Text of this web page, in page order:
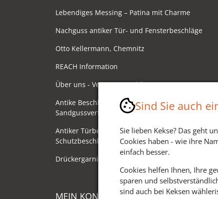
Lebendiges Messing – Patina mit Charme
Nachguss antiker Tür- und Fensterbeschläge
Otto Kellermann, Chemnitz
REACH Information
Über uns - Ventano Beschläge
Antike Beschläge - Herstellung im
Sandgussverfahren
Antiker Türbeschlag als
Schutzbeschlag/Sicherheitsbeschlag
Drückergarnituren mit Drehknauf
MEIN KONTO
Sind Sie auch
Sie lieben Kekse? Das geht
Cookies haben - wie ihre
einfach besser.
Cookies helfen Ihnen, Ihre
sparen und
sind auch bei Keksen